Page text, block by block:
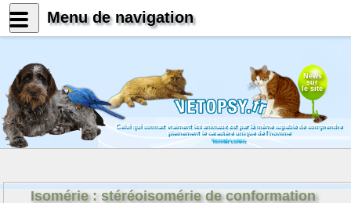
News
sur
le site
Celui qui connait vraiment les animaux est par là même capable de comprendre
pleinement le caractère unique de l'homme
Konrad Lorenz
Isomérie : stéréoisomérie de conformation
Menu de navigation